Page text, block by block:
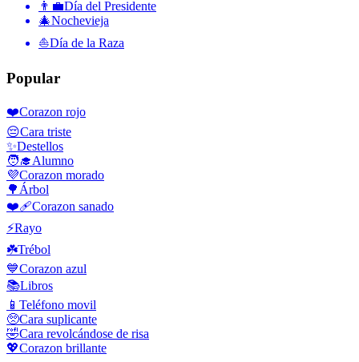
👨‍💼Día del Presidente
🎄Nochevieja
⛵️Día de la Raza
Popular
❤️Corazon rojo
😔Cara triste
✨Destellos
🧑‍🎓Alumno
💜Corazon morado
🌳 Árbol
❤️‍🩹Corazon sanado
⚡Rayo
☘️Trébol
💙Corazon azul
📚Libros
📱 Teléfono movil
🥺Cara suplicante
🤣Cara revolcándose de risa
💖Corazon brillante